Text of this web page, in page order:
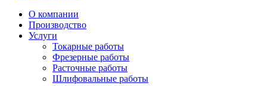
О компании
Производство
Услуги
Токарные работы
Фрезерные работы
Расточные работы
Шлифовальные работы